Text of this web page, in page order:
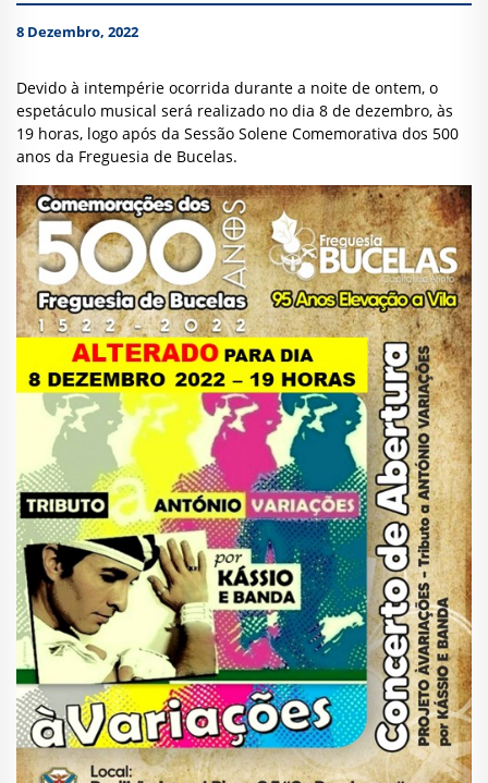
8 Dezembro, 2022
Devido à intempérie ocorrida durante a noite de ontem, o
espetáculo musical será realizado no dia 8 de dezembro, às
19 horas, logo após da Sessão Solene Comemorativa dos 500
anos da Freguesia de Bucelas.